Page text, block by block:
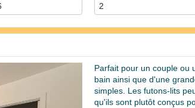
Next
Parfait pour un couple ou
bain ainsi que d'une
simples. Les futons-lits
qu'ils sont plutôt conçus